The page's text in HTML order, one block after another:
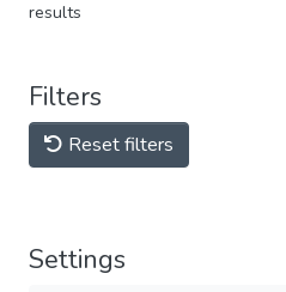
results
Filters
Reset filters
Settings